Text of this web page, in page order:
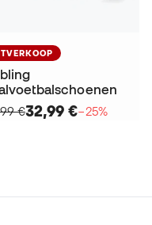
€32,99 €−25%